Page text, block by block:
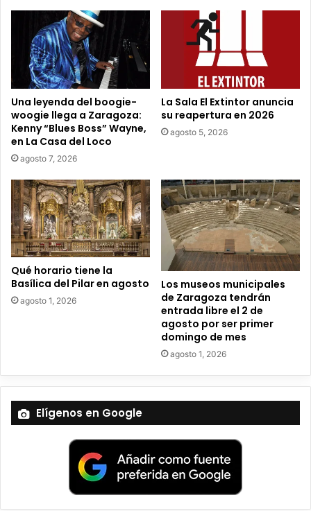
o
l
e
c
t
ó
n
i
c
o
Una leyenda del boogie-
woogie llega a Zaragoza:
Kenny “Blues Boss” Wayne,
en La Casa del Loco
agosto 7, 2026
La Sala El Extintor anuncia
su reapertura en 2026
agosto 5, 2026
Qué horario tiene la
Basílica del Pilar en agosto
agosto 1, 2026
Los museos municipales
de Zaragoza tendrán
entrada libre el 2 de
agosto por ser primer
domingo de mes
agosto 1, 2026
Elígenos en Google